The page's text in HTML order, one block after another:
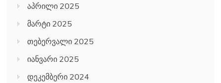
აპრილი 2025
მარტი 2025
თებერვალი 2025
იანვარი 2025
დეკემბერი 2024